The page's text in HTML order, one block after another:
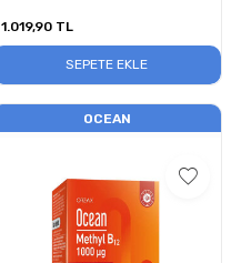
1.019,90 TL
SEPETE EKLE
OCEAN